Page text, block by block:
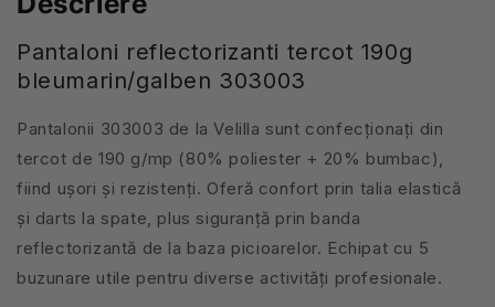
Pantaloni reflectorizanti tercot 190g
bleumarin/galben 303003
Pantalonii 303003 de la Velilla sunt confecționați din
tercot de 190 g/mp (80% poliester + 20% bumbac),
fiind ușori și rezistenți. Oferă confort prin talia elastică
și darts la spate, plus siguranță prin banda
reflectorizantă de la baza picioarelor. Echipat cu 5
buzunare utile pentru diverse activități profesionale.